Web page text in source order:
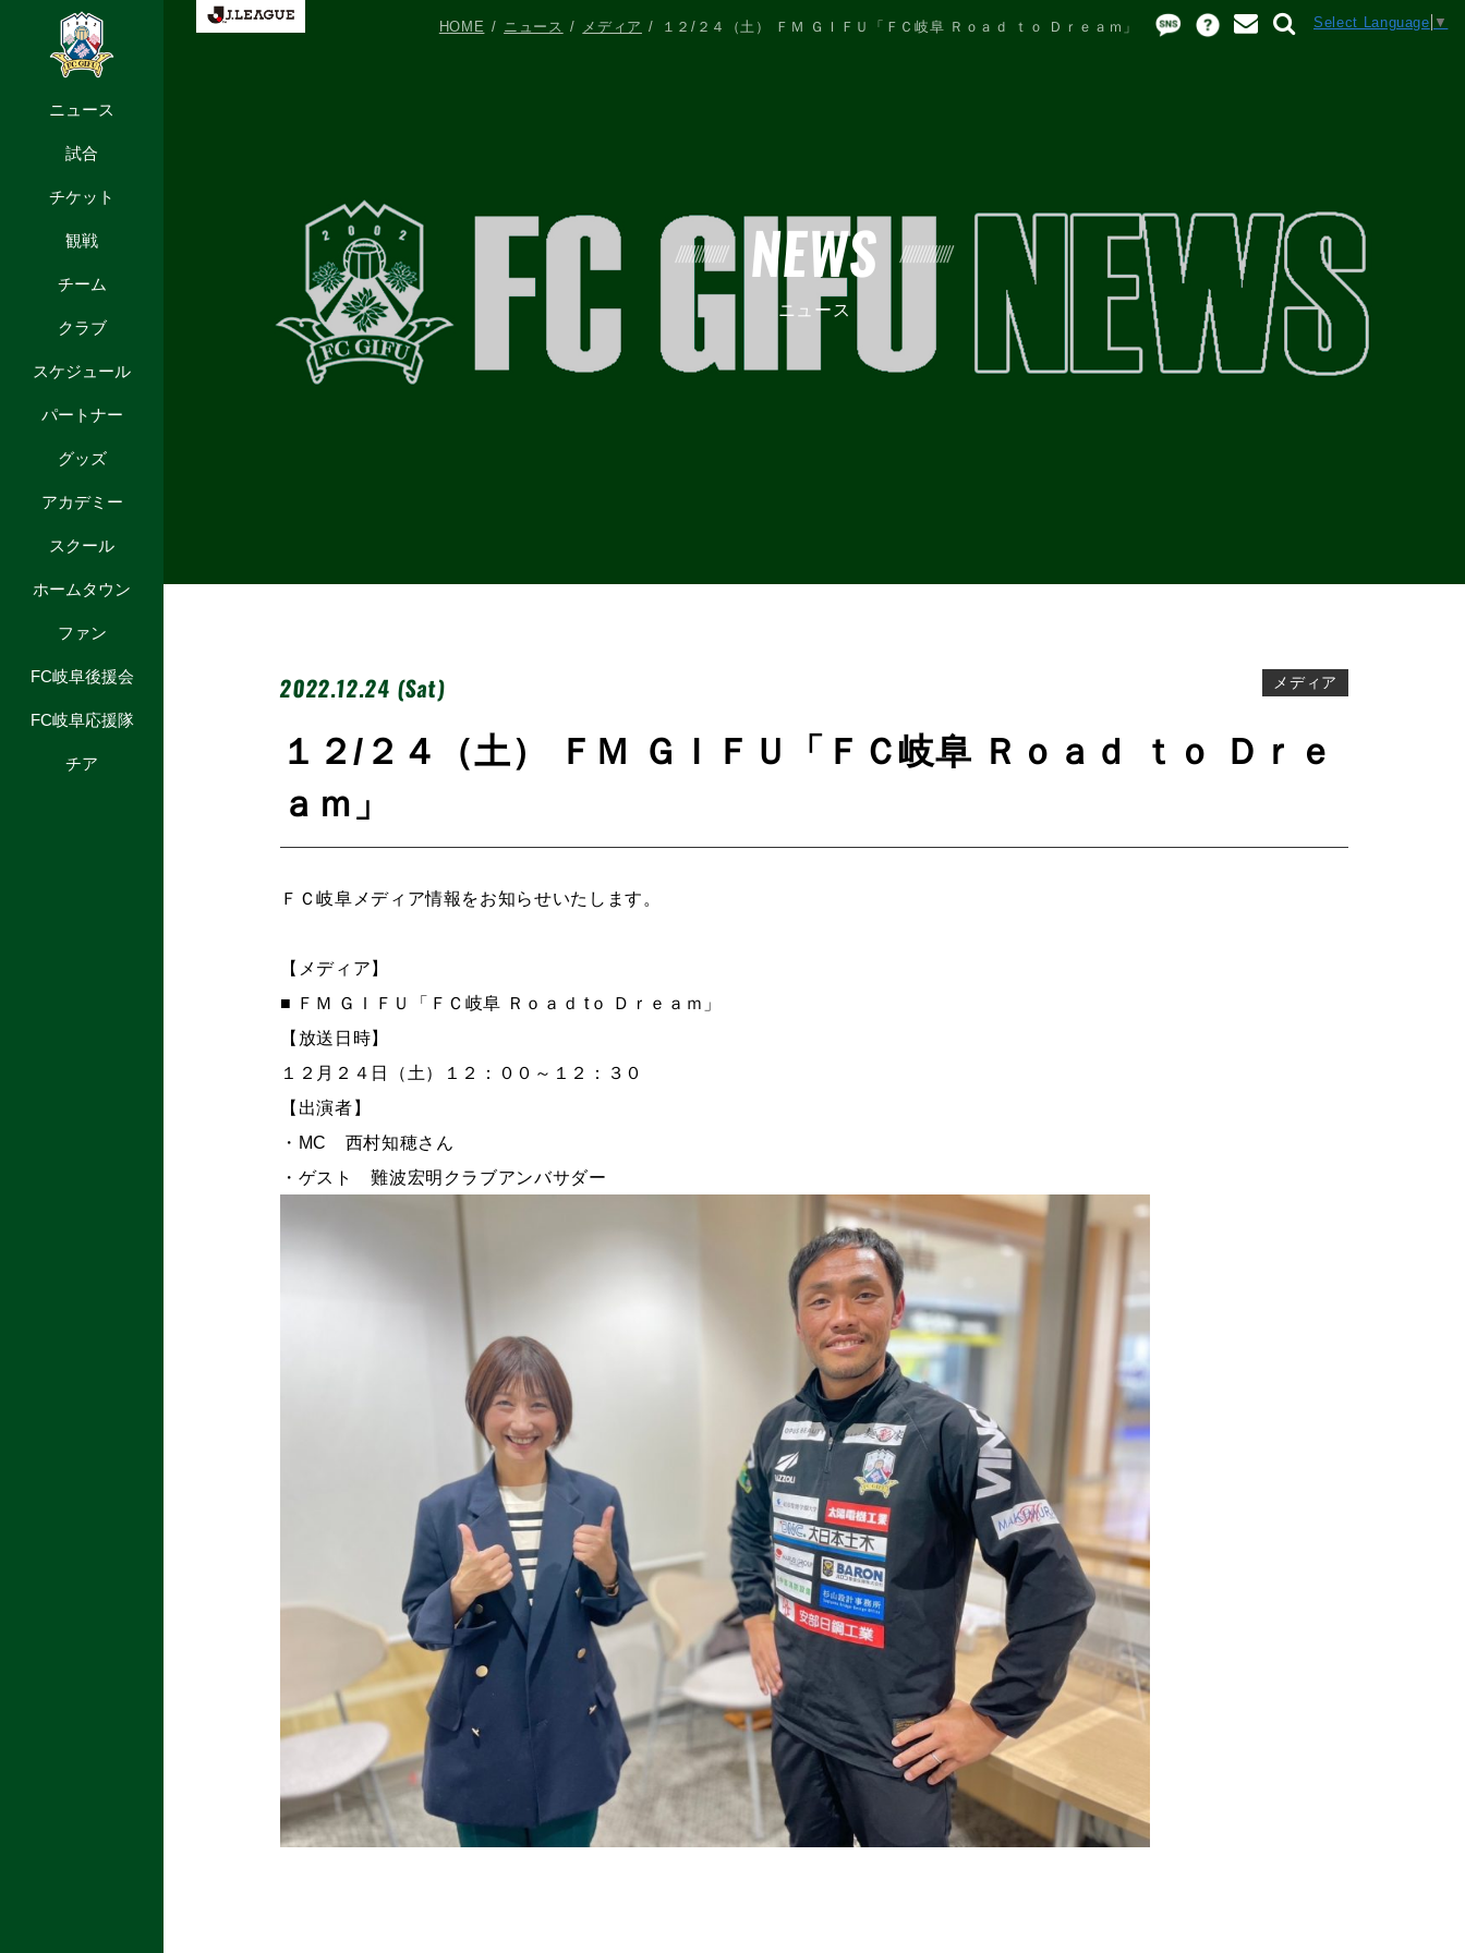
ニュース
試合
チケット
観戦
チーム
クラブ
スケジュール
パートナー
グッズ
アカデミー
スクール
ホームタウン
ファン
FC岐阜後援会
FC岐阜応援隊
チア
Select Language ▼
NEWS
ニュース
HOME ニュース メディア １２/２４（土） ＦＭ ＧＩＦＵ「ＦＣ岐阜 Ｒｏａｄ ｔｏ Ｄｒｅａｍ」
2022.12.24 (Sat) メディア
１２/２４（土） ＦＭ ＧＩＦＵ「ＦＣ岐阜 Ｒｏａｄ ｔｏ Ｄｒｅ
ａｍ」
ＦＣ岐阜メディア情報をお知らせいたします。
【メディア】
■ ＦＭ ＧＩＦＵ「ＦＣ岐阜 Ｒｏａｄ tｏ Ｄｒｅａｍ」
【放送日時】
１２月２４日（土）１２：００～１２：３０
【出演者】
・MC 西村知穂さん
・ゲスト 難波宏明クラブアンバサダー